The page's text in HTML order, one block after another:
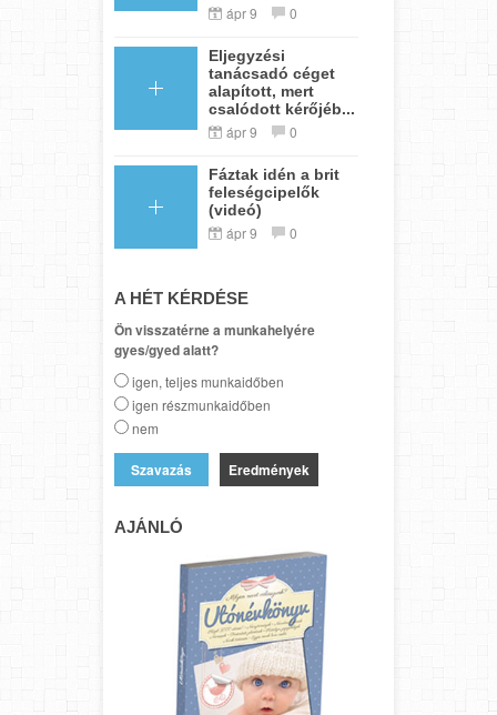
ápr 9 0
Eljegyzési
tanácsadó céget
alapított, mert
csalódott kérőjéb...
ápr 9 0
Fáztak idén a brit
feleségcipelők
(videó)
ápr 9 0
A HÉT KÉRDÉSE
Ön visszatérne a munkahelyére
gyes/gyed alatt?
igen, teljes munkaidőben
igen részmunkaidőben
nem
Eredmények
AJÁNLÓ